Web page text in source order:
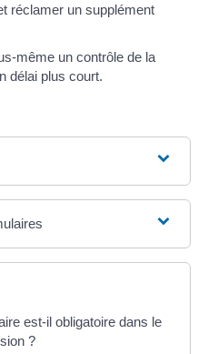
réclamer un supplément
même un contrôle de la
délai plus court.
est-il obligatoire dans le
?